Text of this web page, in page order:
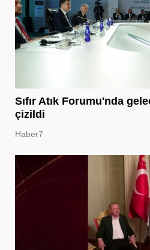
Sıfır Atık Forumu'nda
çizildi
Haber7